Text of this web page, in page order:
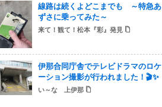
線路は続くよどこまでも ～特急あ
ずさに乗ってみた～
来て！観て！松本『彩』発見
伊那合同庁舎でテレビドラマのロケ
ーション撮影が行われました！🎬✨
い～な 上伊那